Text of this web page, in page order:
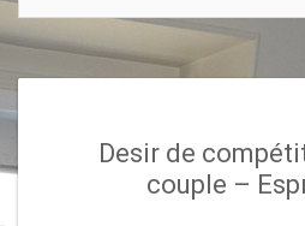
Desir de
couple –